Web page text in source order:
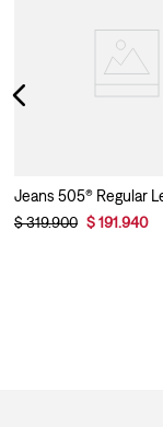
$319.900 $191.940